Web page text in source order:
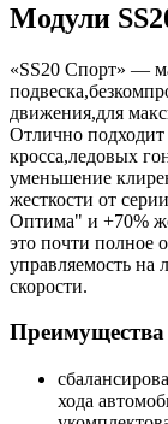
Модули
«SS20 Спорт» —
движения,для
Отлично подходит
кросса,ледовых
уменьшение
жесткости от
Оптима" и +70%
это почти полное
управляемость
скорости.
Преимущества
хода